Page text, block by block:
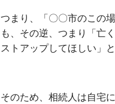
つまり、「〇〇市のこの
も、その逆、つまり「亡
ストアップしてほしい」
そのため、相続人は自宅